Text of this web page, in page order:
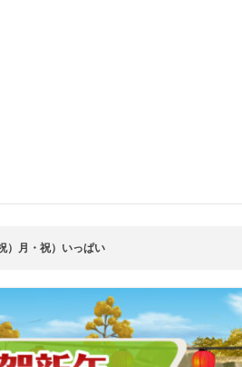
）月・祝）いっぱい